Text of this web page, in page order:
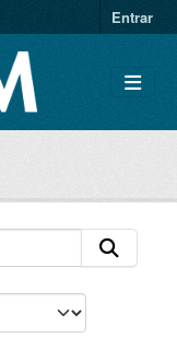
Entrar